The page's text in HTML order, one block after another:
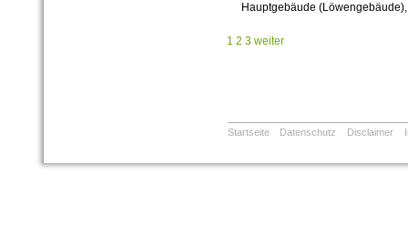
Hauptgebäude
1 2 3 weiter
Startseite Datenschutz Disclaimer